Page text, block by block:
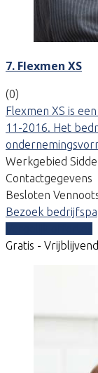
7. Flexmen XS
(0)
Flexmen XS is
11-2016. Het
Werkgebied
Contactgegevens
Besloten
Bezoek
Gratis - Vrijblijvend